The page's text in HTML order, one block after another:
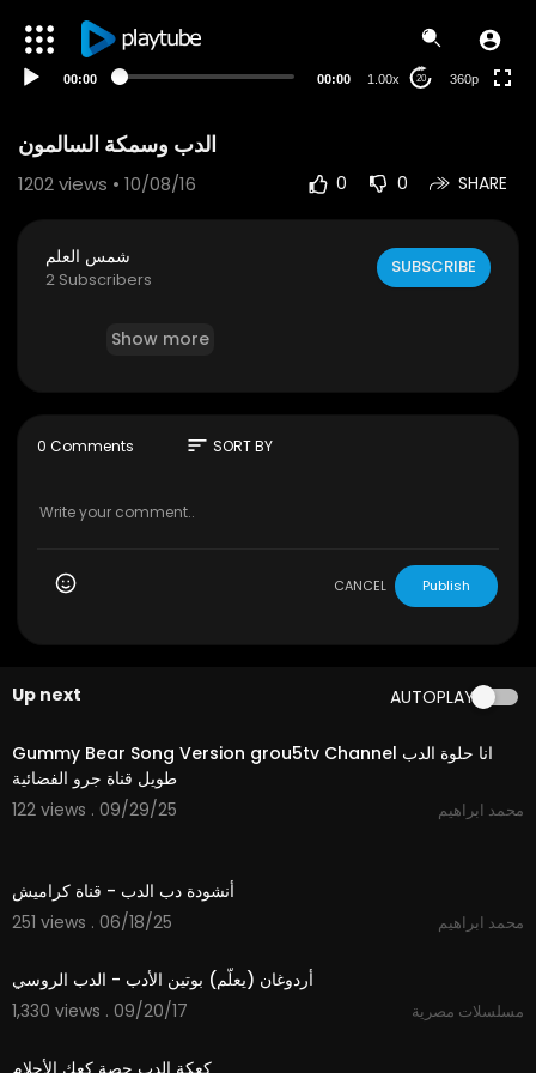
00:00 00:00 1.00x 20 360p
1202views • 10/08/16 0 0 SHARE
شمس العلم
2 Subscribers
SUBSCRIBE
Show more
0 Comments sort SORT BY
CANCEL Publish
Up next AUTOPLAY
2:43
Gummy Bear Song Version grou5tv Channel انا حلوة الدب
طويل قناة جرو الفضائية
122 views . 09/29/25
محمد ابراهيم
أنشودة دب الدب - قناة كراميش
251 views . 06/18/25
محمد ابراهيم
أردوغان (يعلّم) بوتين الأدب - الدب الروسي
1,330 views . 09/20/17
مسلسلات مصرية